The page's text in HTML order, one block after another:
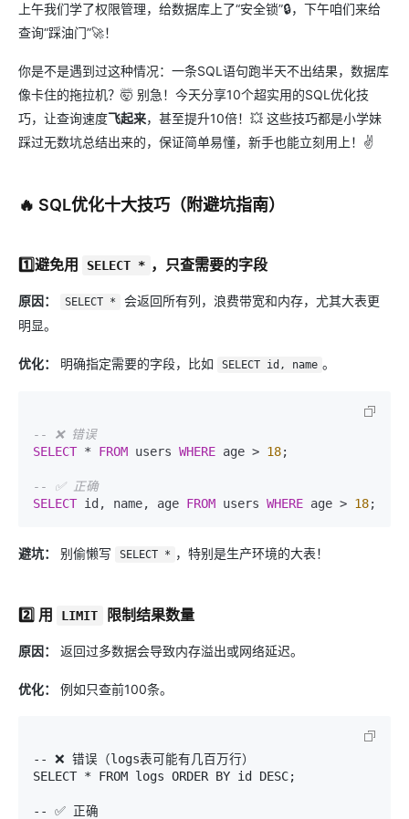
上午我们学了权限管理，给数据库上了“安全锁”🔒，下午咱们来给
查询“踩油门”🚀！
你是不是遇到过这种情况：一条SQL语句跑半天不出结果，数据库
像卡住的拖拉机？🤯 别急！今天分享10个超实用的SQL优化技
巧，让查询速度​飞起来​，甚至提升10倍！💥 这些技巧都是小学妹
踩过无数坑总结出来的，保证简单易懂，新手也能立刻用上！✌️
🔥 ​SQL优化十大技巧（附避坑指南）
1️⃣避免用 ​ SELECT * ，只查需要的字段
原因： SELECT *
会返回所有列，浪费带宽和内存，尤其大表更
明显。
优化： 明确指定需要的字段，比如 SELECT id, name 。
-- ❌ 错误
SELECT * FROM users WHERE age > 18;
-- ✅ 正确
SELECT id, name, age FROM users WHERE age > 18
避坑： 别偷懒写 SELECT * ，特别是生产环境的大表！
2️⃣ 用 ​ LIMIT ​ 限制结果数量
原因： 返回过多数据会导致内存溢出或网络延迟。
优化： 例如只查前100条。
-- ❌ 错误（logs表可能有几百万行）
SELECT * FROM logs ORDER BY id DESC;
-- ✅ 正确